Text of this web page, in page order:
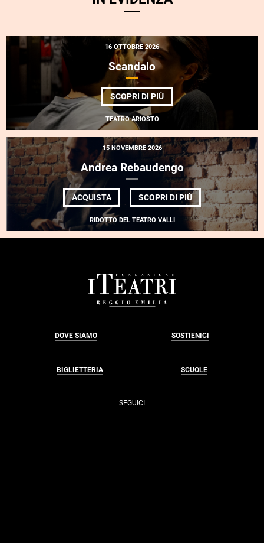
16 OTTOBRE 2026
Scandalo
SCOPRI DI PIÙDI
SCANDALO
TEATRO ARIOSTO
15 NOVEMBRE 2026
Andrea Rebaudengo
ACQUISTA SCOPRI DI PIÙDI
ANDREA
REBAUDENGO
RIDOTTO DEL TEATRO VALLI
DOVE SIAMO SOSTIENICI
BIGLIETTERIA SCUOLE
SEGUICI